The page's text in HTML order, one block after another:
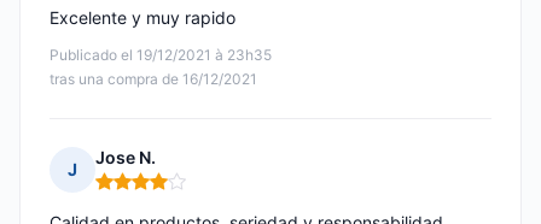
Publicado el 19/12/2021 à 23h35
tras una compra de 16/12/2021
Excelente y muy rapido
J
Jose N.
Nota: 4 de 5